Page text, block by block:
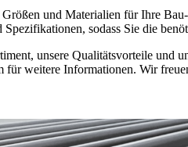
und Materialien für Ihre
sodass Sie die
unsere Qualitätsvorteile und
weitere Informationen. Wir